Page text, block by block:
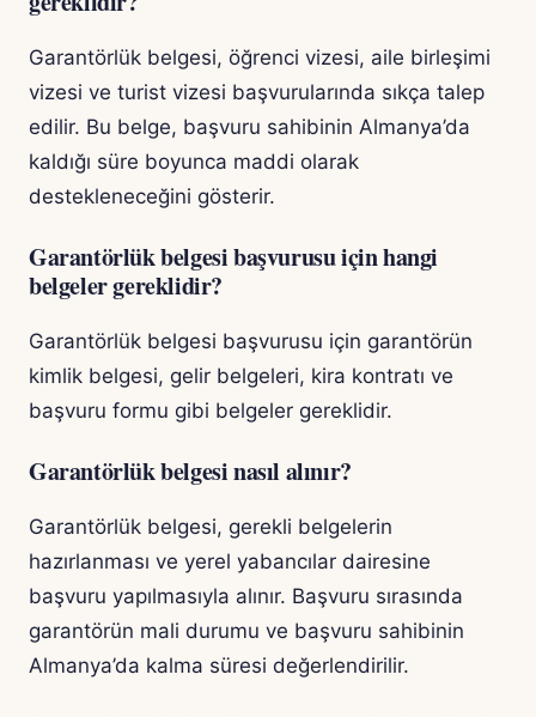
Garantörlük belgesi, öğrenci vizesi, aile birleşimi
vizesi ve turist vizesi başvurularında sıkça talep
edilir. Bu belge, başvuru sahibinin Almanya’da
kaldığı süre boyunca maddi olarak
destekleneceğini gösterir.
Garantörlük belgesi başvurusu için hangi
belgeler gereklidir?
Garantörlük belgesi başvurusu için garantörün
kimlik belgesi, gelir belgeleri, kira kontratı ve
başvuru formu gibi belgeler gereklidir.
Garantörlük belgesi nasıl alınır?
Garantörlük belgesi, gerekli belgelerin
hazırlanması ve yerel yabancılar dairesine
başvuru yapılmasıyla alınır. Başvuru sırasında
garantörün mali durumu ve başvuru sahibinin
Almanya’da kalma süresi değerlendirilir.